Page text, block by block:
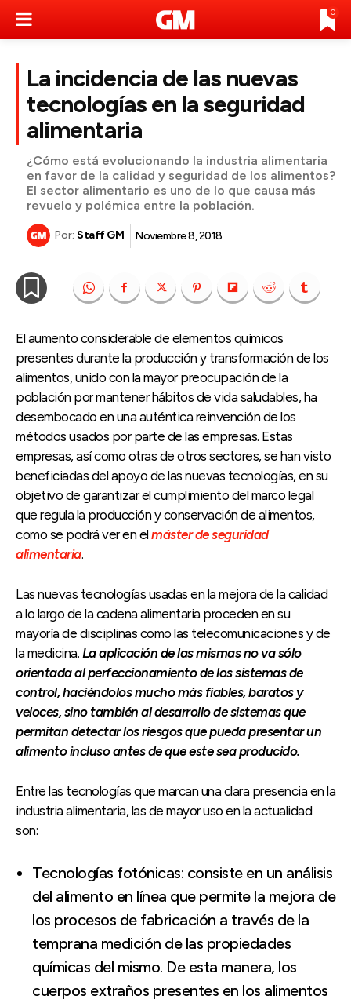
0
La incidencia de las nuevas
tecnologías en la seguridad
alimentaria
¿Cómo está evolucionando la industria alimentaria
en favor de la calidad y seguridad de los alimentos?
El sector alimentario es uno de lo que causa más
revuelo y polémica entre la población.
Por: Staff GM Noviembre 8, 2018
El aumento considerable de elementos químicos
presentes durante la producción y transformación de los
alimentos, unido con la mayor preocupación de la
población por mantener hábitos de vida saludables, ha
desembocado en una auténtica reinvención de los
métodos usados por parte de las empresas. Estas
empresas, así como otras de otros sectores, se han visto
beneficiadas del apoyo de las nuevas tecnologías, en su
objetivo de garantizar el cumplimiento del marco legal
que regula la producción y conservación de alimentos,
como se podrá ver en elmáster de seguridad
alimentaria.
Las nuevas tecnologías usadas en la mejora de la calidad
a lo largo de la cadena alimentaria proceden en su
mayoría de disciplinas como las telecomunicaciones y de
la medicina. La aplicación de las mismas no va sólo
orientada al perfeccionamiento de los sistemas de
control, haciéndolos mucho más fiables, baratos y
veloces, sino también al desarrollo de sistemas que
permitan detectar los riesgos que pueda presentar un
alimento incluso antes de que este sea producido.
Entre las tecnologías que marcan una clara presencia en la
industria alimentaria, las de mayor uso en la actualidad
son:
Tecnologías fotónicas: consiste en un análisis
del alimento en línea que permite la mejora de
los procesos de fabricación a través de la
temprana medición de las propiedades
químicas del mismo. De esta manera, los
cuerpos extraños presentes en los alimentos